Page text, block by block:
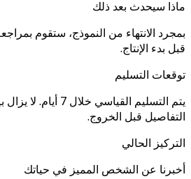
ماذا سيحدث بعد ذلك
بمجرد الانتهاء من النموذج، ستقوم
قبل بدء الإنتاج.
توقعات التسليم
يتم التسليم القياسي
التفاصيل قبل الخروج.
التركيز الحالي
أخبرنا عن الشخص المميز في حياتك